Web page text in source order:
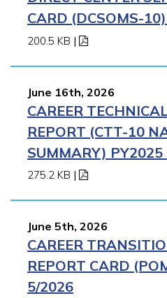
CARD (DCSOMS-
200.5 KB |
June 16th, 2026
CAREER
REPORT (CTT-10
SUMMARY)
275.2 KB |
June 5th, 2026
CAREER
REPORT CARD
5/2026